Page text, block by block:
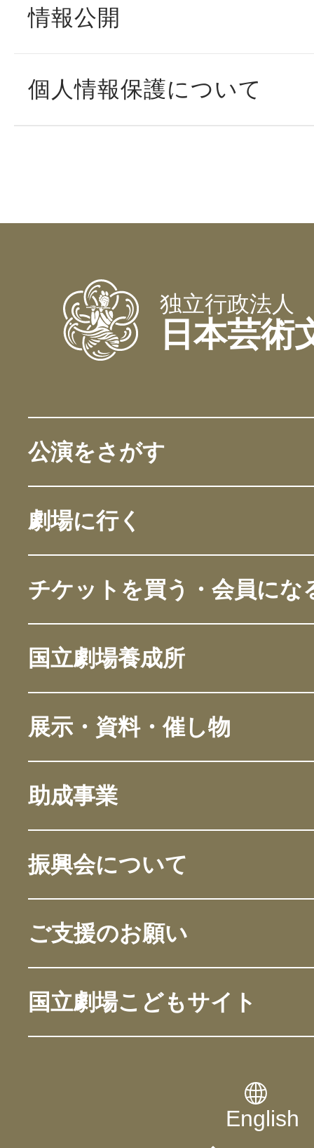
情報公開
個人情報保護について
独立行政法人
日本芸術
公演をさがす
劇場に行く
チケットを買う・会員にな
国立劇場養成所
展示・資料・催し物
助成事業
振興会について
ご支援のお願い
国立劇場こどもサイト
English